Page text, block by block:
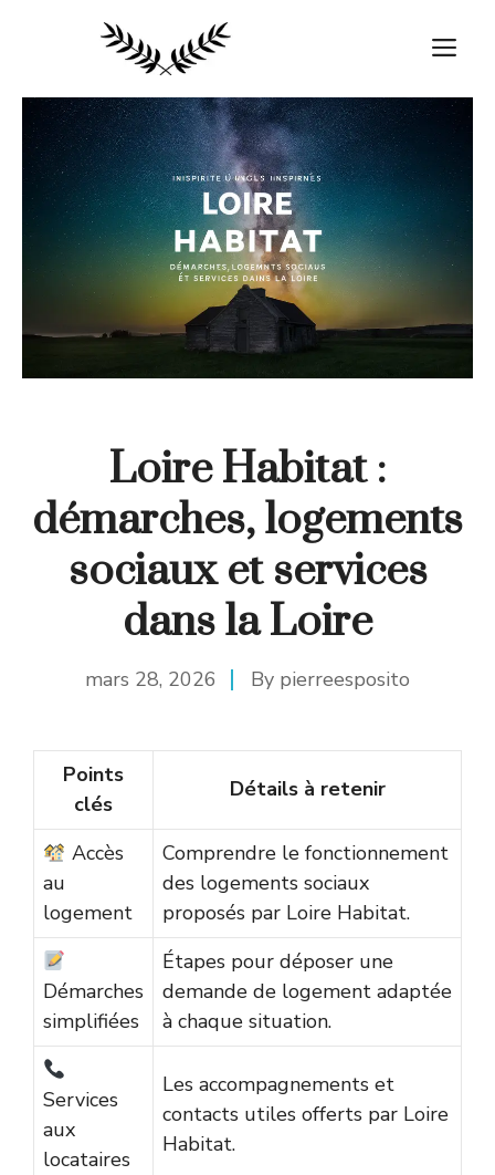
Loire Habitat :
démarches, logements
sociaux et services
dans la Loire
mars 28, 2026 By pierreesposito
Points
clés
Détails à retenir
Accès
au
logement
Comprendre le fonctionnement
des logements sociaux
proposés par Loire Habitat.
Démarches
simplifiées
Étapes pour déposer une
demande de logement adaptée
à chaque situation.
Services
aux
locataires
Les accompagnements et
contacts utiles offerts par Loire
Habitat.